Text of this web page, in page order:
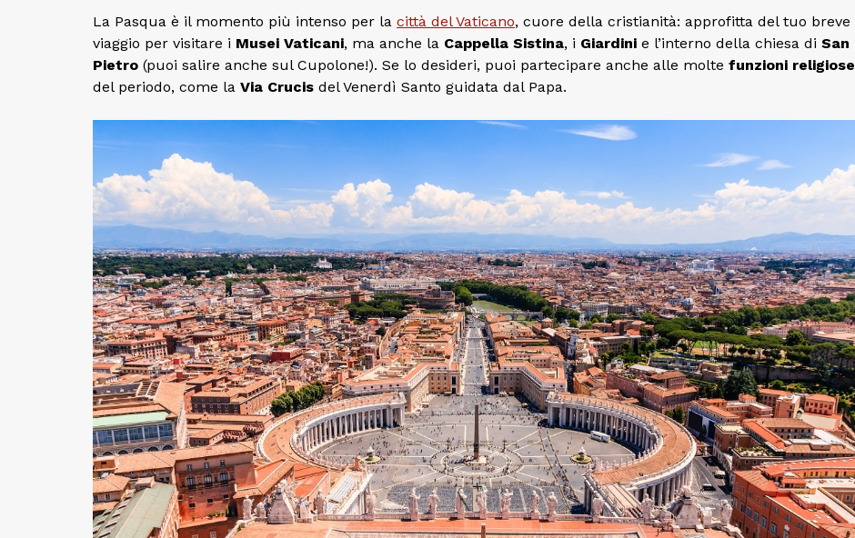
La Pasqua è il momento più intenso per la città del Vaticano, cuore della cristianità: approfitta del tuo breve
viaggio per visitare i Musei Vaticani, ma anche la Cappella Sistina, i Giardini e l’interno della chiesa di San
Pietro (puoi salire anche sul Cupolone!). Se lo desideri, puoi partecipare anche alle molte funzioni religiose
del periodo, come la Via Crucis del Venerdì Santo guidata dal Papa.